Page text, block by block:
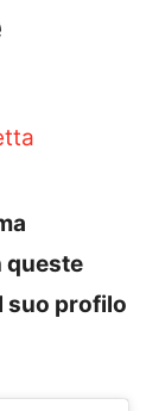
queste
suo profilo